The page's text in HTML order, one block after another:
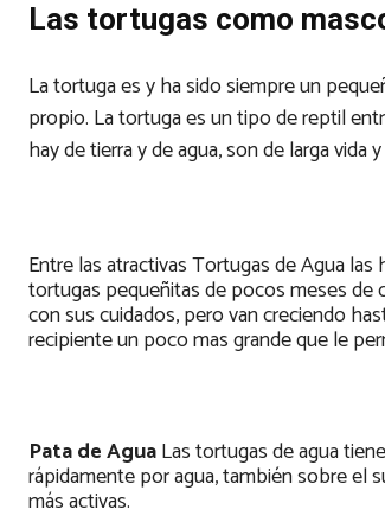
Las tortugas como
La tortuga es y ha sido siempre un
propio. La tortuga es un tipo de reptil
hay de tierra y de agua, son de larga vida
Entre las atractivas Tortugas de Agua
tortugas pequeñitas de pocos meses
con sus cuidados, pero van creciendo
recipiente un poco mas grande que le
Pata de AguaLas tortugas de agua
rápidamente por agua, también sobre el
más activas.